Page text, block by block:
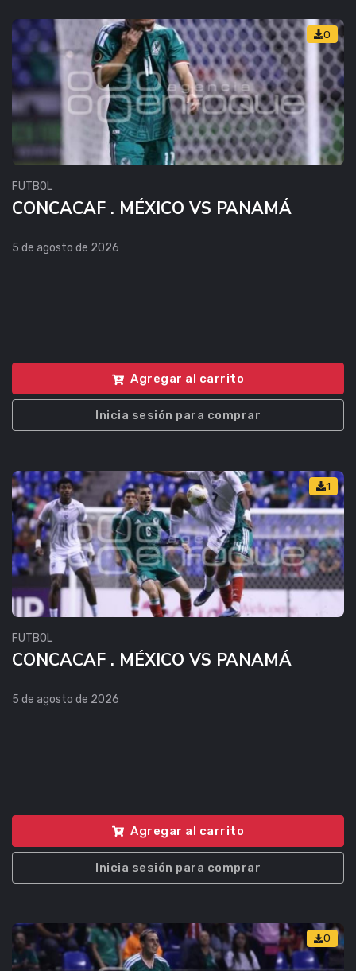
0
FUTBOL
CONCACAF . MÉXICO VS PANAMÁ
5 de agosto de 2026
Agregar al carrito
Inicia sesión para comprar
1
FUTBOL
CONCACAF . MÉXICO VS PANAMÁ
5 de agosto de 2026
Agregar al carrito
Inicia sesión para comprar
0